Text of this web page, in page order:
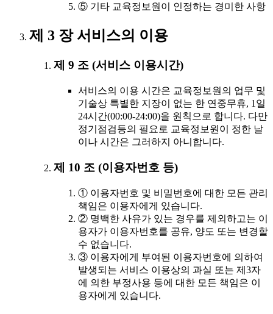
⑤ 기타 교육정보원이 인정하는 경미한 사항
제 3 장 서비스의 이용
제 9 조 (서비스 이용시간)
서비스의 이용 시간은 교육정보원의 업무 및
기술상 특별한 지장이 없는 한 연중무휴, 1일
24시간(00:00-24:00)을 원칙으로 합니다. 다만
정기점검등의 필요로 교육정보원이 정한 날
이나 시간은 그러하지 아니합니다.
제 10 조 (이용자번호 등)
① 이용자번호 및 비밀번호에 대한 모든 관리
책임은 이용자에게 있습니다.
② 명백한 사유가 있는 경우를 제외하고는 이
용자가 이용자번호를 공유, 양도 또는 변경할
수 없습니다.
③ 이용자에게 부여된 이용자번호에 의하여
발생되는 서비스 이용상의 과실 또는 제3자
에 의한 부정사용 등에 대한 모든 책임은 이
용자에게 있습니다.